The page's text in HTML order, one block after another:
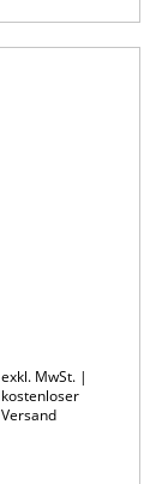
exkl. MwSt. |
kostenloser
Versand